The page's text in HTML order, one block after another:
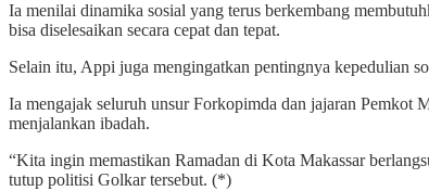
Ia menilai dinamika sosial yang terus berkembang
bisa diselesaikan secara cepat dan tepat.
Selain itu, Appi juga mengingatkan pentingnya kepedulian
Ia mengajak seluruh unsur Forkopimda dan jajaran Pemkot
menjalankan ibadah.
“Kita ingin memastikan Ramadan di Kota Makassar
tutup politisi Golkar tersebut. (*)